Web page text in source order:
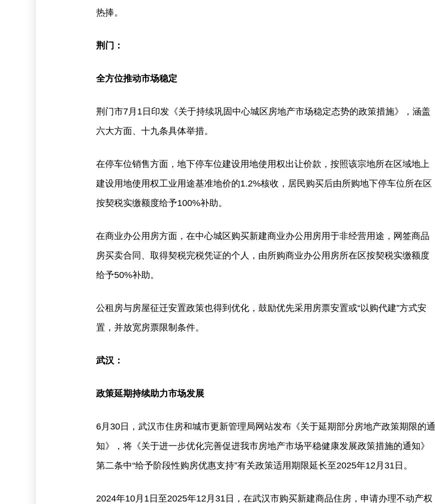
热捧。
荆门：
全方位推动市场稳定
荆门市7月1日印发《关于持续巩固中心城区房地产市场稳定态势的政策措施》，涵盖
六大方面、十九条具体举措。
在停车位销售方面，地下停车位建设用地使用权出让价款，按照该宗地所在区域地上
建设用地使用权工业用途基准地价的1.2%核收，居民购买后由所购地下停车位所在区
按契税实缴额度给予100%补助。
在商业办公用房方面，在中心城区购买新建商业办公用房用于非经营用途，网签商品
房买卖合同、取得契税完税凭证的个人，由所购商业办公用房所在区按契税实缴额度
给予50%补助。
公租房与房屋征迁安置政策也得到优化，鼓励优先采用房票安置或“以购代建”方式安
置，并放宽房票限制条件。
武汉：
政策延期持续助力市场发展
6月30日，武汉市住房和城市更新管理局网站发布《关于延期部分房地产政策期限的通
知》，将《关于进一步优化完善促进我市房地产市场平稳健康发展政策措施的通知》
第二条中“给予阶段性购房优惠支持”有关政策适用期限延长至2025年12月31日。
2024年10月1日至2025年12月31日，在武汉市购买新建商品住房，申请办理不动产权